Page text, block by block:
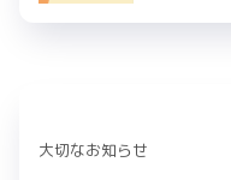
大切なお知らせ